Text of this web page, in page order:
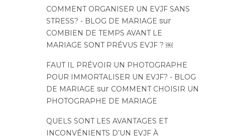
COMMENT ORGANISER UN EVJF SANS
STRESS? - BLOG DE MARIAGE sur
COMBIEN DE TEMPS AVANT LE
MARIAGE SONT PRÉVUS EVJF ? ￼
FAUT IL PRÉVOIR UN PHOTOGRAPHE
POUR IMMORTALISER UN EVJF? - BLOG
DE MARIAGE sur COMMENT CHOISIR UN
PHOTOGRAPHE DE MARIAGE
QUELS SONT LES AVANTAGES ET
INCONVÉNIENTS D’UN EVJF À